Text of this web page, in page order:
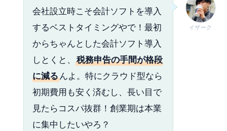
イザーク
会社設立時こそ会計ソフトを導入
するベストタイミングやで！最初
からちゃんとした会計ソフト導入
しとくと、税務申告の手間が格段
に減るんよ。特にクラウド型なら
初期費用も安く済むし、長い目で
見たらコスパ抜群！創業期は本業
に集中したいやろ？